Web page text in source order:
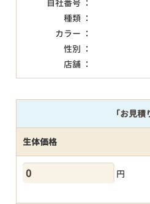
自社番号 ：
種類 ：
カラー ：
性別 ：
店舗 ：
「お見積
生体価格
円